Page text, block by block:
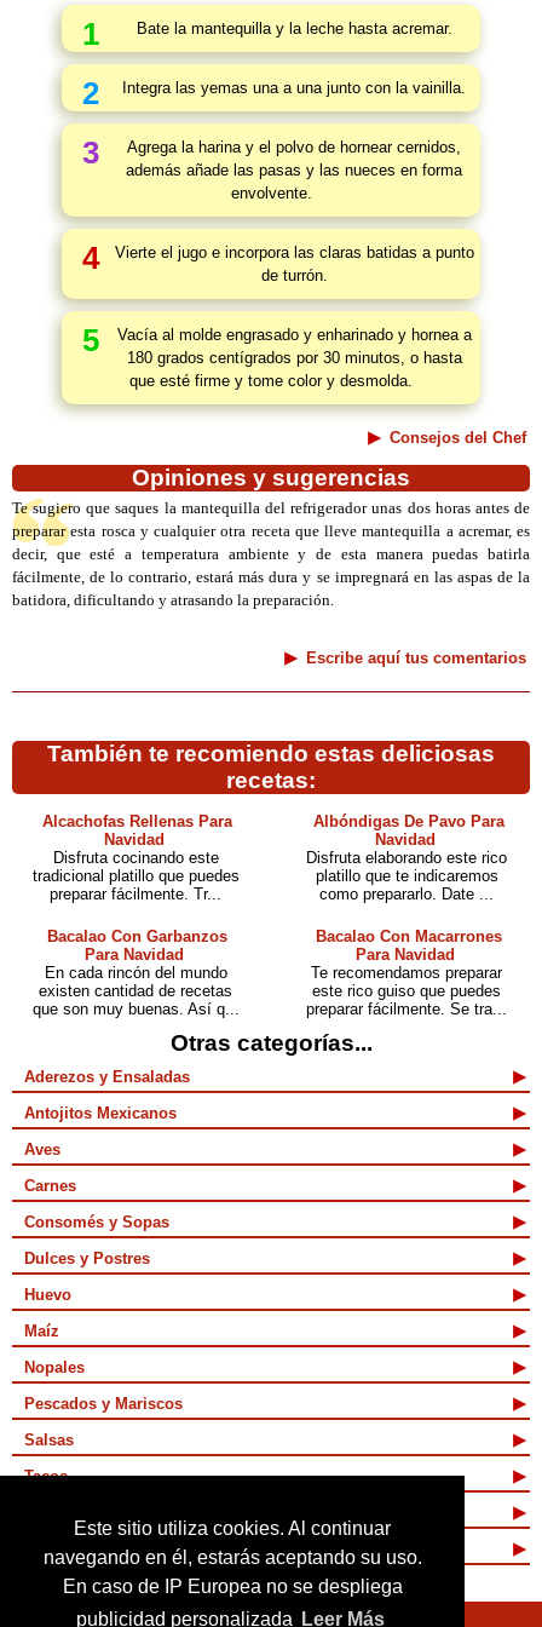
Este sitio utiliza cookies. Al continuar
navegando en él, estarás aceptando su uso.
En caso de IP Europea no se despliega
publicidad personalizada
Leer Más
1 Bate la mantequilla y la leche hasta acremar.
2 Integra las yemas una a una junto con la vainilla.
3
Agrega la harina y el polvo de hornear cernidos,
además añade las pasas y las nueces en forma
envolvente.
4
Vierte el jugo e incorpora las claras batidas a punto
de turrón.
5
Vacía al molde engrasado y enharinado y hornea a
180 grados centígrados por 30 minutos, o hasta
que esté firme y tome color y desmolda.
Consejos del Chef
Opiniones y sugerencias
Te sugiero que saques la mantequilla del refrigerador unas dos horas antes de
preparar esta rosca y cualquier otra receta que lleve mantequilla a acremar, es
decir, que esté a temperatura ambiente y de esta manera puedas batirla
fácilmente, de lo contrario, estará más dura y se impregnará en las aspas de la
batidora, dificultando y atrasando la preparación.
Escribe aquí tus comentarios
También te recomiendo estas deliciosas
recetas:
Alcachofas Rellenas Para
Navidad
Disfruta cocinando este
tradicional platillo que puedes
preparar fácilmente. Tr...
Albóndigas De Pavo Para
Navidad
Disfruta elaborando este rico
platillo que te indicaremos
como prepararlo. Date ...
Bacalao Con Garbanzos
Para Navidad
En cada rincón del mundo
existen cantidad de recetas
que son muy buenas. Así q...
Bacalao Con Macarrones
Para Navidad
Te recomendamos preparar
este rico guiso que puedes
preparar fácilmente. Se tra...
Otras categorías...
Aderezos y Ensaladas
Antojitos Mexicanos
Aves
Carnes
Consomés y Sopas
Dulces y Postres
Huevo
Maíz
Nopales
Pescados y Mariscos
Salsas
Tacos
Vegetarianas